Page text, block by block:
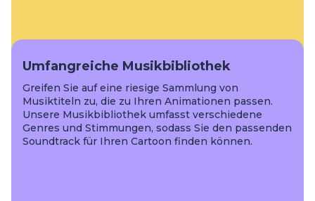
Umfangreiche Musikbibliothek
Greifen Sie auf eine riesige Sammlung von
Musiktiteln zu, die zu Ihren Animationen passen.
Unsere Musikbibliothek umfasst verschiedene
Genres und Stimmungen, sodass Sie den passenden
Soundtrack für Ihren Cartoon finden können.